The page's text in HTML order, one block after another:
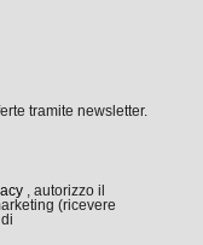
tramite newsletter.
, autorizzo il
(ricevere